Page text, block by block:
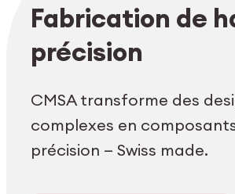
Fabrication de
précision
CMSA transforme des
complexes en
précision — Swiss made.